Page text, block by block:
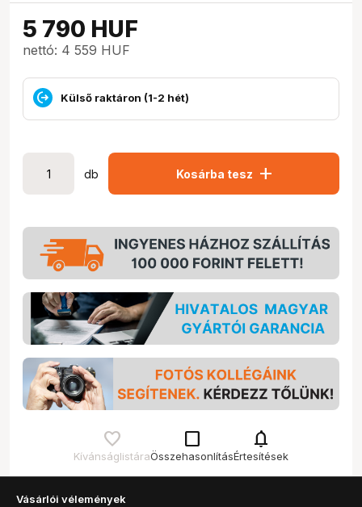
5 790 HUF
nettó: 4 559 HUF
Külső raktáron (1-2 hét)
db Kosárba tesz add
Kívánságlistára
check_box_outline_blank
Összehasonlítás
notifications
Értesítések
Vásárlói vélemények